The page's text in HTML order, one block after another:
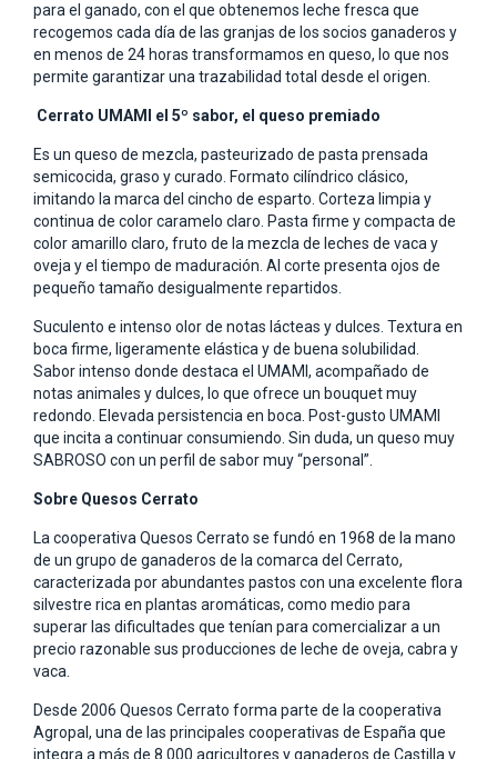
para el ganado, con el que obtenemos leche fresca que
recogemos cada día de las granjas de los socios ganaderos y
en menos de 24 horas transformamos en queso, lo que nos
permite garantizar una trazabilidad total desde el origen.
Cerrato UMAMI el 5º sabor, el queso premiado
Es un queso de mezcla, pasteurizado de pasta prensada
semicocida, graso y curado. Formato cilíndrico clásico,
imitando la marca del cincho de esparto. Corteza limpia y
continua de color caramelo claro. Pasta firme y compacta de
color amarillo claro, fruto de la mezcla de leches de vaca y
oveja y el tiempo de maduración. Al corte presenta ojos de
pequeño tamaño desigualmente repartidos.
Suculento e intenso olor de notas lácteas y dulces. Textura en
boca firme, ligeramente elástica y de buena solubilidad.
Sabor intenso donde destaca el UMAMI, acompañado de
notas animales y dulces, lo que ofrece un bouquet muy
redondo. Elevada persistencia en boca. Post-gusto UMAMI
que incita a continuar consumiendo. Sin duda, un queso muy
SABROSO con un perfil de sabor muy “personal”.
Sobre Quesos Cerrato
La cooperativa Quesos Cerrato se fundó en 1968 de la mano
de un grupo de ganaderos de la comarca del Cerrato,
caracterizada por abundantes pastos con una excelente flora
silvestre rica en plantas aromáticas, como medio para
superar las dificultades que tenían para comercializar a un
precio razonable sus producciones de leche de oveja, cabra y
vaca.
Desde 2006 Quesos Cerrato forma parte de la cooperativa
Agropal, una de las principales cooperativas de España que
integra a más de 8.000 agricultores y ganaderos de Castilla y